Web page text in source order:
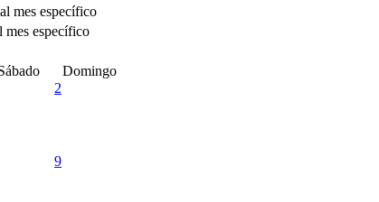
mes específico
Domingo
2
9